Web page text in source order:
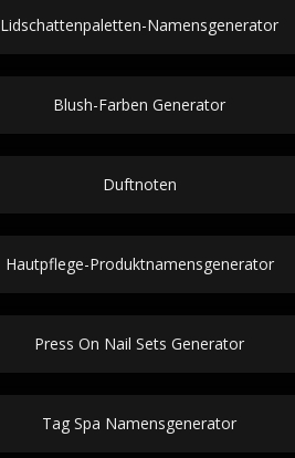
Lidschattenpaletten-Namensgenerator
Blush-Farben Generator
Duftnoten
Hautpflege-Produktnamensgenerator
Press On Nail Sets Generator
Tag Spa Namensgenerator